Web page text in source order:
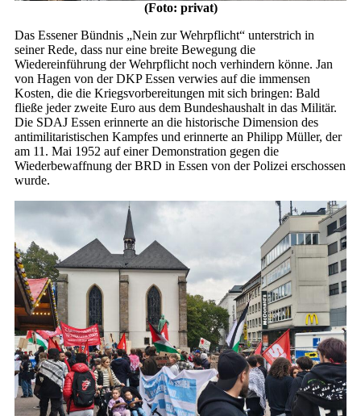
(Foto: privat)
Das Essener Bündnis „Nein zur Wehrpflicht“ unterstrich in
seiner Rede, dass nur eine breite Bewegung die
Wiedereinführung der Wehrpflicht noch verhindern könne. Jan
von Hagen von der DKP Essen verwies auf die immensen
Kosten, die die Kriegsvorbereitungen mit sich bringen: Bald
fließe jeder zweite Euro aus dem Bundeshaushalt in das Militär.
Die SDAJ Essen erinnerte an die historische Dimension des
antimilitaristischen Kampfes und erinnerte an Philipp Müller, der
am 11. Mai 1952 auf einer Demonstration gegen die
Wiederbewaffnung der BRD in Essen von der Polizei erschossen
wurde.